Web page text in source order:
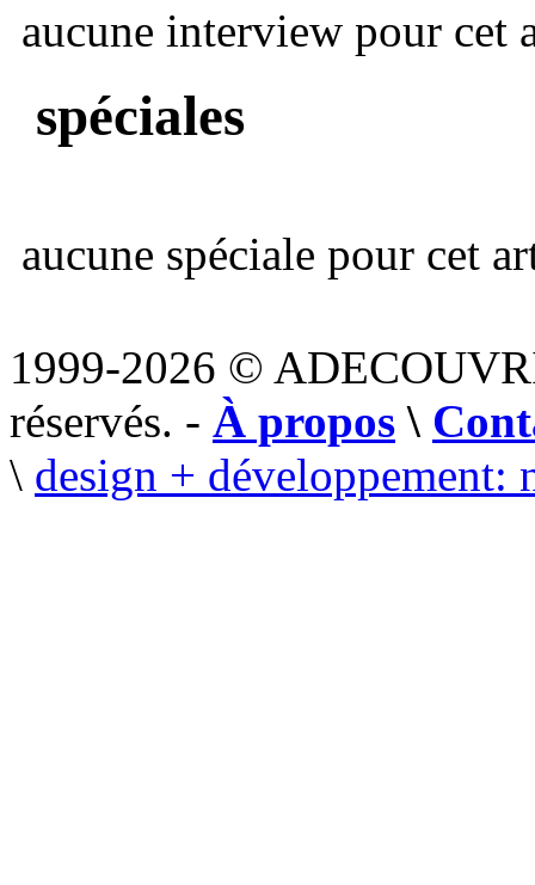
aucune interview pour cet
spéciales
aucune spéciale pour cet
1999-2026 ©
réservés. - À propos \
\ design + développement: